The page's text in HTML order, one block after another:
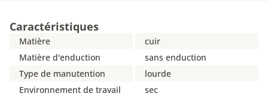
Caractéristiques
Matière
cuir
Matière d'enduction
sans enduction
Type de manutention
lourde
Environnement de travail
sec